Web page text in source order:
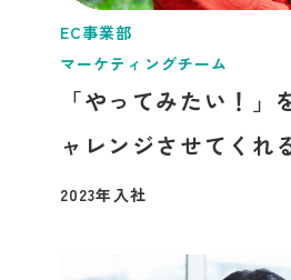
EC事業部
マーケティングチーム
「やってみたい！」
ャレンジさせてくれ
2023年入社